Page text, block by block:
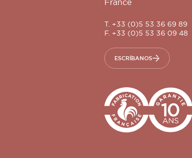
France
T. +33 (0)5 53 36 69 89
F. +33 (0)5 53 36 09 48
ESCRÍBANOS